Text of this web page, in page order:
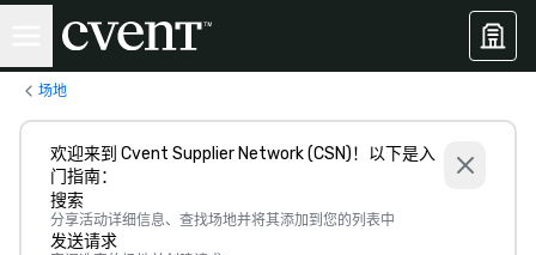
场地
欢迎来到 Cvent Supplier Network (CSN)！以下是入
门指南：
搜索
分享活动详细信息、查找场地并将其添加到您的列表中
发送请求